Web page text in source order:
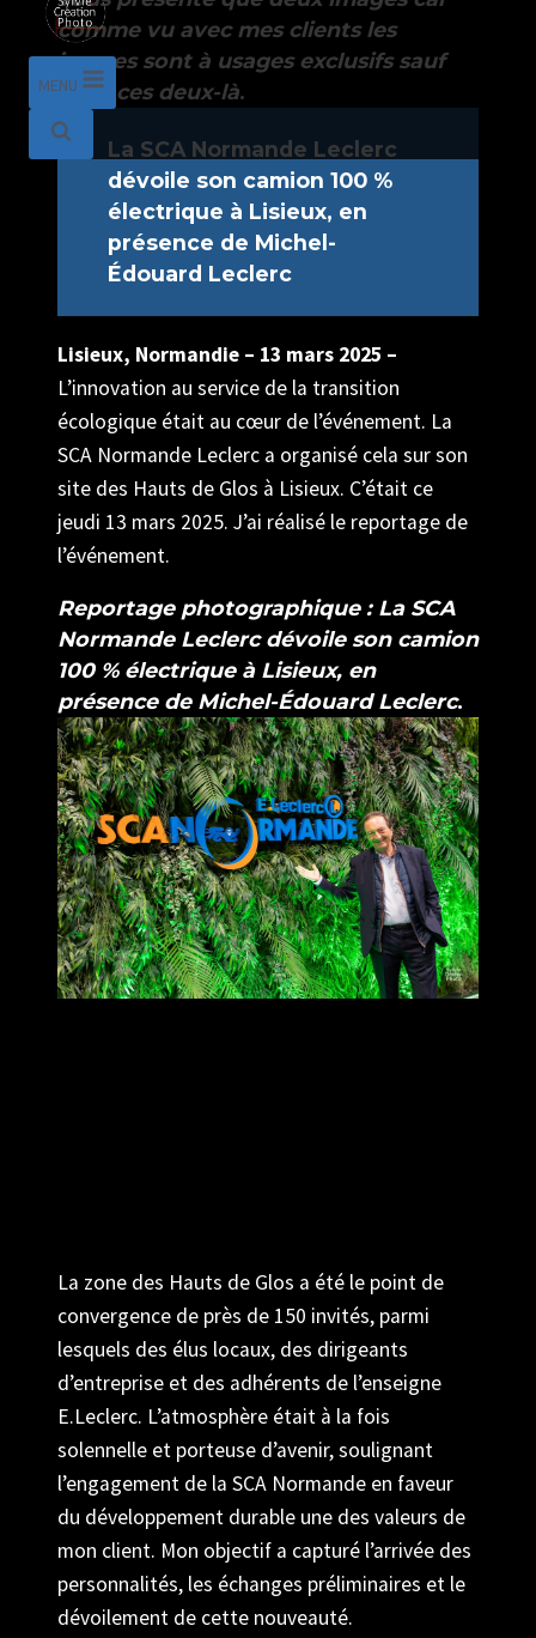
MENU
comme vu avec mes clients les
images sont à usages exclusifs sauf
pour ces deux-là.
La SCA Normande Leclerc
dévoile son camion 100 %
électrique à Lisieux, en
présence de Michel-
Édouard Leclerc
Lisieux, Normandie – 13 mars 2025 –
L’innovation au service de la transition
écologique était au cœur de l’événement. La
SCA Normande Leclerc a organisé cela sur son
site des Hauts de Glos à Lisieux. C’était ce
jeudi 13 mars 2025. J’ai réalisé le reportage de
l’événement.
Reportage photographique : La SCA
Normande Leclerc dévoile son camion
100 % électrique à Lisieux, en
présence de Michel-Édouard Leclerc.
La zone des Hauts de Glos a été le point de
convergence de près de 150 invités, parmi
lesquels des élus locaux, des dirigeants
d’entreprise et des adhérents de l’enseigne
E.Leclerc. L’atmosphère était à la fois
solennelle et porteuse d’avenir, soulignant
l’engagement de la SCA Normande en faveur
du développement durable une des valeurs de
mon client. Mon objectif a capturé l’arrivée des
personnalités, les échanges préliminaires et le
dévoilement de cette nouveauté.